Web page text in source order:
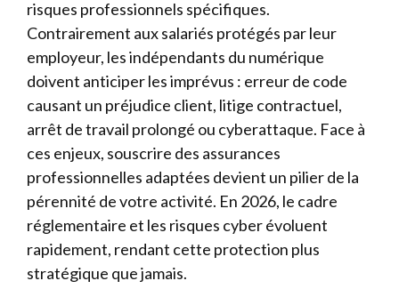
risques professionnels spécifiques.
Contrairement aux salariés protégés par leur
employeur, les indépendants du numérique
doivent anticiper les imprévus : erreur de code
causant un préjudice client, litige contractuel,
arrêt de travail prolongé ou cyberattaque. Face à
ces enjeux, souscrire des assurances
professionnelles adaptées devient un pilier de la
pérennité de votre activité. En 2026, le cadre
réglementaire et les risques cyber évoluent
rapidement, rendant cette protection plus
stratégique que jamais.